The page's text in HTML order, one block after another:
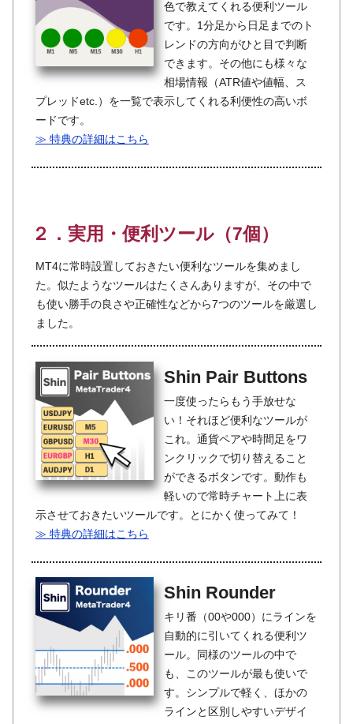
色で教えてくれる便利ツール
です。1分足から日足までのト
レンドの方向がひと目で判断
できます。その他にも様々な
相場情報（ATR値や値幅、ス
プレッドetc.）を一覧で表示してくれる利便性の高いボ
ードです。
≫ 特典の詳細はこちら
２．実用・便利ツール（7個）
MT4に常時設置しておきたい便利なツールを集めまし
た。似たようなツールはたくさんありますが、その中で
も使い勝手の良さや正確性などから7つのツールを厳選し
ました。
Shin Pair Buttons
一度使ったらもう手放せな
い！それほど便利なツールが
これ。通貨ペアや時間足をワ
ンクリックで切り替えること
ができるボタンです。動作も
軽いので常時チャート上に表
示させておきたいツールです。とにかく使ってみて！
≫ 特典の詳細はこちら
Shin Rounder
キリ番（00や000）にラインを
自動的に引いてくれる便利ツ
ール。同様のツールの中で
も、このツールが最も使いで
す。シンプルで軽く、ほかの
ラインと区別しやすいデザイ